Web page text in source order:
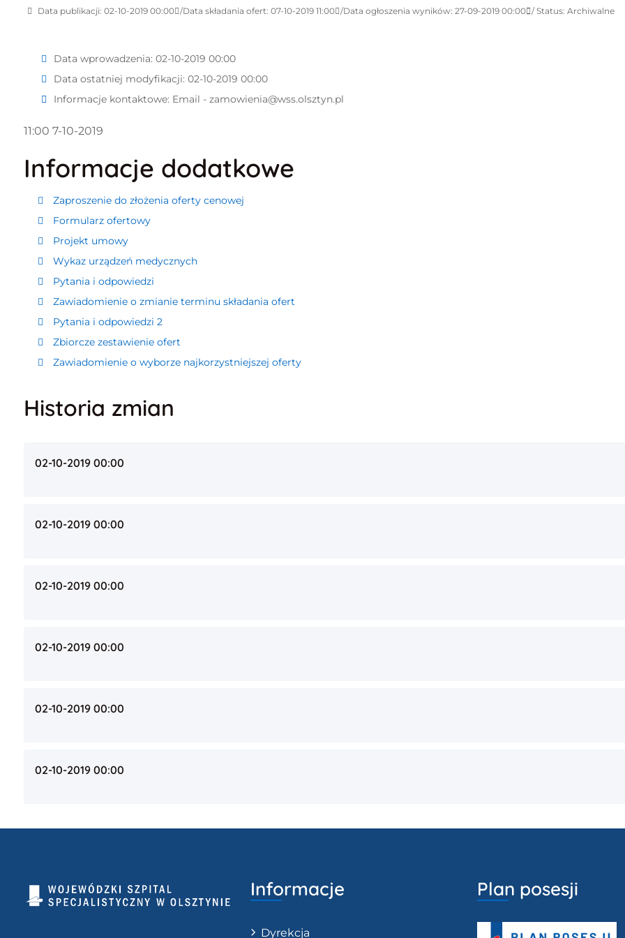
Data publikacji: 02-10-2019 00:00 Data składania ofert: 07-10-2019 11:00 Data ogłoszenia wyników: 27-09-2019 00:00 Status: Archiwalne
Data wprowadzenia: 02-10-2019 00:00
Data ostatniej modyfikacji: 02-10-2019 00:00
Informacje kontaktowe: Email - zamowienia@wss.olsztyn.pl
11:00 7-10-2019
Informacje dodatkowe
Zaproszenie do złożenia oferty cenowej
Formularz ofertowy
Projekt umowy
Wykaz urządzeń medycznych
Pytania i odpowiedzi
Zawiadomienie o zmianie terminu składania ofert
Pytania i odpowiedzi 2
Zbiorcze zestawienie ofert
Zawiadomienie o wyborze najkorzystniejszej oferty
Historia zmian
02-10-2019 00:00
02-10-2019 00:00
02-10-2019 00:00
02-10-2019 00:00
02-10-2019 00:00
02-10-2019 00:00
Informacje
Dyrekcja
Plan posesji